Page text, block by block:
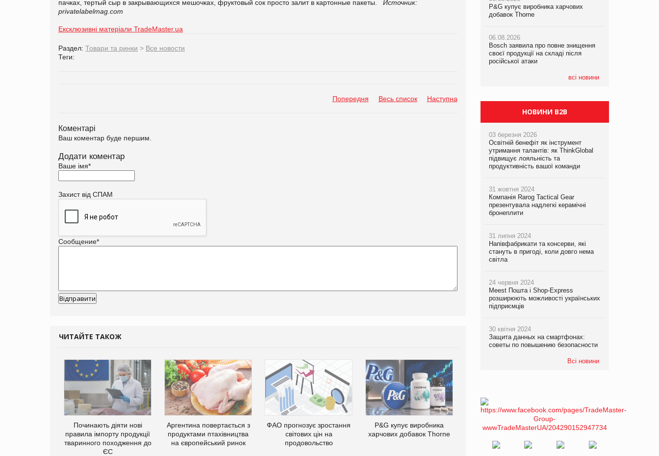
пачках, тертый сыр в закрывающихся мешочках, фруктовый сок просто залит в картонные пакеты.
Источник:
privatelabelmag.com
Ексклюзивні матеріали TradeMaster.ua
Раздел: Товари та ринки > Все новости
Теги:
Попередня Весь список Наступна
Коментарі
Ваш коментар буде першим.
Додати коментар
Ваше імя*
Захист від СПАМ
Сообщение*
ЧИТАЙТЕ ТАКОЖ
Починають діяти нові
правила імпорту продукції
тваринного походження до
ЄС
Аргентина повертається з
продуктами птахівництва
на європейський ринок
ФАО прогнозує зростання
світових цін на
продовольство
P&G купує виробника
харчових добавок Thorne
Bosch заявила про повне
на складі після російської
Смачна новинка для
хвостатих: у VARUS
з’явилися паучі Varto Paw
expert від власної ТМ
P&G купує виробника харчових
добавок Thorne
06.08.2026
Bosch заявила про повне знищення
своєї продукції на складі після
російської атаки
всі новини
P&G купує виробника харчових
добавок Thorne
06.08.2026
Bosch заявила про повне знищення
своєї продукції на складі після
російської атаки
P&G купує виробника харчових
добавок Thorne
06.08.2026
Bosch заявила про повне знищення
своєї продукції на складі після
російської атаки
НОВИНИ B2B
03 березня 2026
Освітній бенефіт як інструмент
утримання талантів: як ThinkGlobal
підвищує лояльність та
продуктивність вашої команди
31 жовтня 2024
Компанія Rarog Tactical Gear
презентувала надлегкі керамічні
бронеплити
31 липня 2024
Напівфабрикати та консерви, які
стануть в пригоді, коли довго нема
світла
24 червня 2024
Meest Пошта і Shop-Express
розширюють можливості українських
підприємців
30 квітня 2024
Защита данных на смартфонах:
советы по повышению безопасности
Всі новини